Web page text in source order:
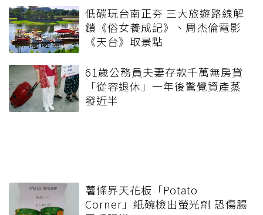
低碳玩台南正夯 三大旅遊路線解
鎖《俗女養成記》、周杰倫電影
《天台》取景點
61歲公務員夫妻存款千萬無房貸
「從容退休」一年後驚覺資產蒸
發近半
薯條界天花板「Potato
Corner」紙碗檢出螢光劑 恐傷腸